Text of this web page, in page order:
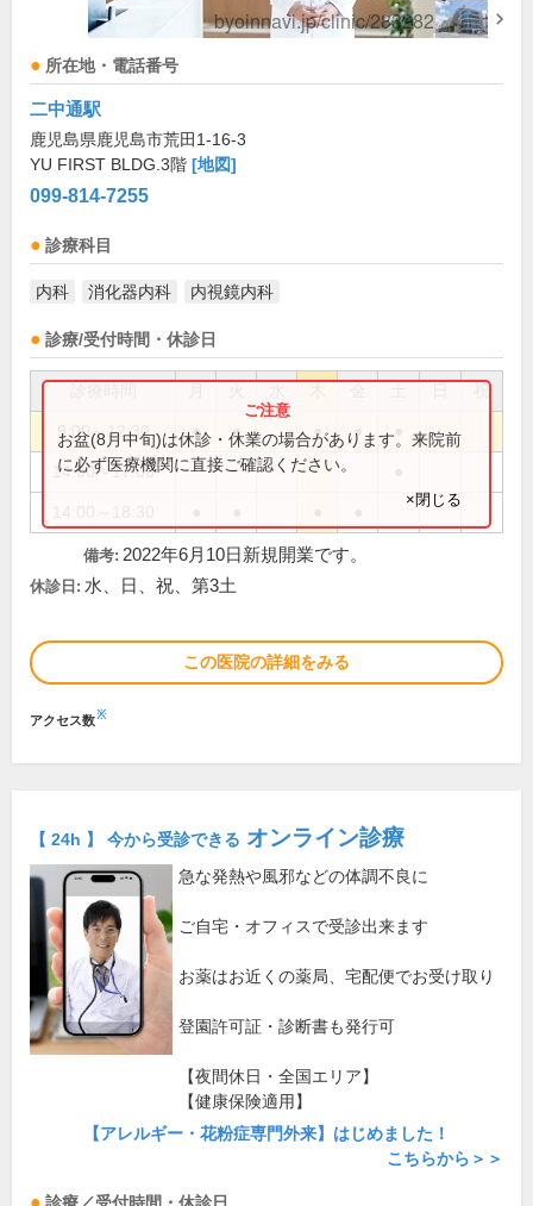
所在地・電話番号
二中通駅
鹿児島県鹿児島市荒田1-16-3
YU FIRST BLDG.3階 [地図]
099-814-7255
診療科目
内科 消化器内科 内視鏡内科
診療/受付時間・休診日
祝
9:00～12:30 ● ● ● ●
14:00～17:00
お盆(8月中旬)は休診・休業の場合があります。来院前
に必ず医療機関に直接ご確認ください。
×閉じる
備考: 2022年6月10日新規開業です。
休診日: 水、日、祝、第3土
この医院の詳細をみる
アクセス数※
【 24h 】 今から受診できる オンライン診療
急な発熱や風邪などの体調不良に
ご自宅・オフィスで受診出来ます
お薬はお近くの薬局、宅配便でお受け取り
登園許可証・診断書も発行可
【夜間休日・全国エリア】
【健康保険適用】
【アレルギー・花粉症専門外来】はじめました！
こちらから＞＞